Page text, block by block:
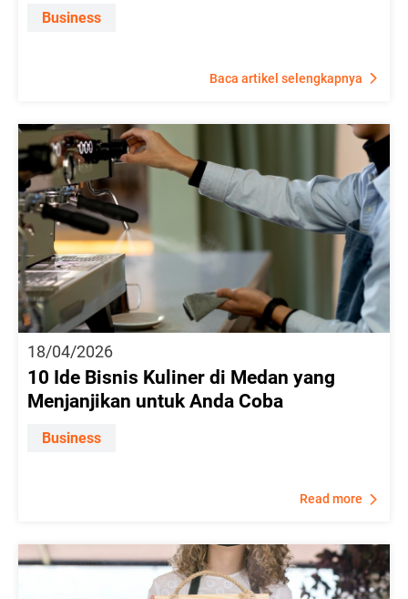
Business
Baca artikel selengkapnya
18/04/2026
10 Ide Bisnis Kuliner di Medan yang
Menjanjikan untuk Anda Coba
Business
Read more